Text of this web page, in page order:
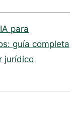
para
guía completa
jurídico